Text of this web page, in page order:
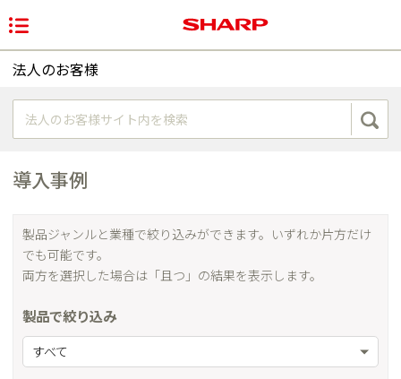
法人のお客様
導入事例
製品ジャンルと業種で絞り込みができます。いずれか片方だけ
でも可能です。
両方を選択した場合は「且つ」の結果を表示します。
製品で絞り込み
すべて